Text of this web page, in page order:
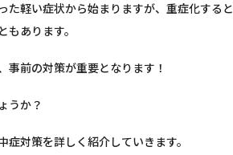
た軽い症状から始まりますが、重症化すると
もあります。
前の対策が重要となります！
うか？
対策を詳しく紹介していきます。